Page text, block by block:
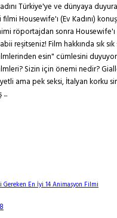
Türkiye'ye ve dünyaya
Housewife'ı (Ev Kadını)
röportajdan sonra
reşitseniz! Film hakkında sık
esin" cümlesini
Sizin için önemi nedir?
ama pek seksi, İtalyan korku
En İyi 14 Animasyon Filmi